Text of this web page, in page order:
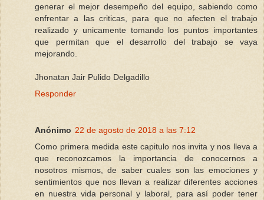
generar el mejor desempeño del equipo, sabiendo como
enfrentar a las criticas, para que no afecten el trabajo
realizado y unicamente tomando los puntos importantes
que permitan que el desarrollo del trabajo se vaya
mejorando.
Jhonatan Jair Pulido Delgadillo
Responder
Anónimo 22 de agosto de 2018 a las 7:12
Como primera medida este capitulo nos invita y nos lleva a
que reconozcamos la importancia de conocernos a
nosotros mismos, de saber cuales son las emociones y
sentimientos que nos llevan a realizar diferentes acciones
en nuestra vida personal y laboral, para así poder tener